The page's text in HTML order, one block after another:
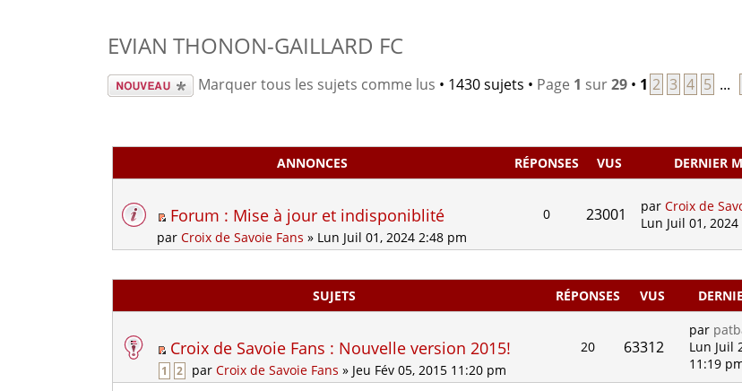
EVIAN THONON-GAILLARD FC
Écrire un
Marquer tous les sujets comme lus • 1430 sujets • Page 1 sur29• 1 2 3 4 5 ...
ANNONCES RÉPONSES VUS DERNIER
Forum : Mise à jour et indisponiblité
parCroix de Savoie Fans » Lun Juil 01, 2024 2:48 pm
0 23001 parCroix de
Lun Juil 01,
SUJETS RÉPONSES VUS
Croix de Savoie Fans : Nouvelle version 2015!
1 2 parCroix de Savoie Fans » Jeu Fév 05, 2015 11:20 pm
20 63312
par
Lun Juil
11:19